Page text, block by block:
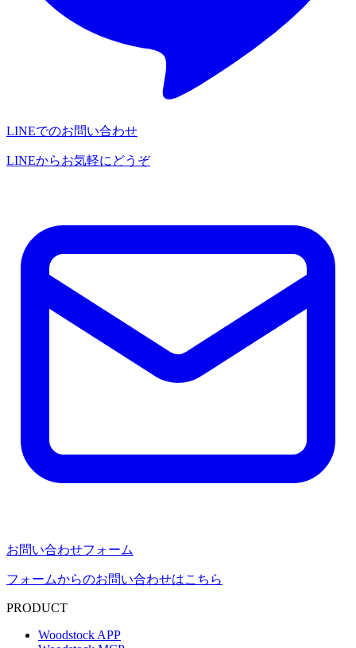
LINEでのお問い合わせ
LINEからお気軽にどうぞ
お問い合わせフォーム
フォームからのお問い合わせはこちら
PRODUCT
Woodstock APP